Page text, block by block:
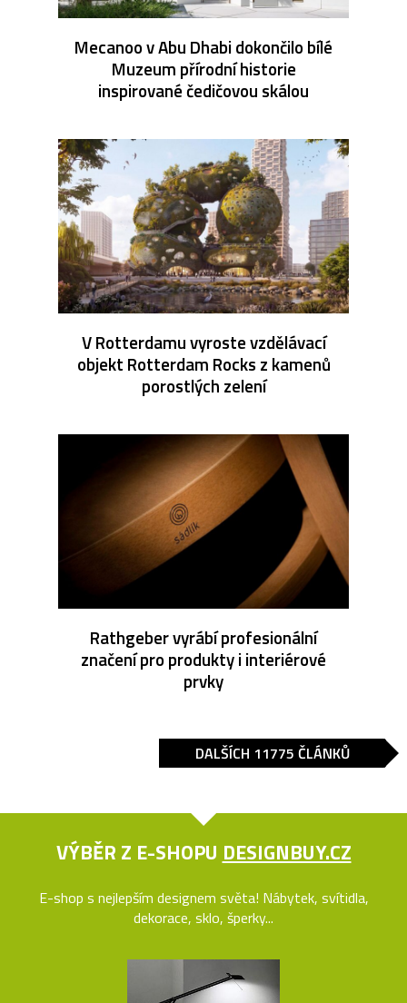
Mecanoo v Abu Dhabi dokončilo bílé
Muzeum přírodní historie
inspirované čedičovou skálou
V Rotterdamu vyroste vzdělávací
objekt Rotterdam Rocks z kamenů
porostlých zelení
Rathgeber vyrábí profesionální
značení pro produkty i interiérové
prvky
DALŠÍCH 11775 ČLÁNKŮ
VÝBĚR Z E-SHOPU DESIGNBUY.CZ
E-shop s nejlepším designem světa! Nábytek, svítidla,
dekorace, sklo, šperky...